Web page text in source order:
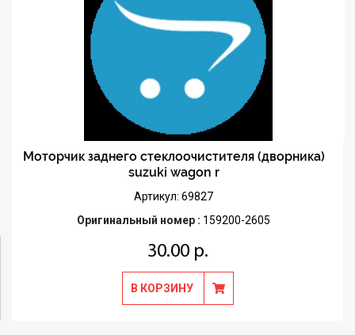
Моторчик заднего стеклоочистителя (дворника)
suzuki wagon r
Артикул: 69827
Оригинальный номер : 159200-2605
30.00 р.
В КОРЗИНУ